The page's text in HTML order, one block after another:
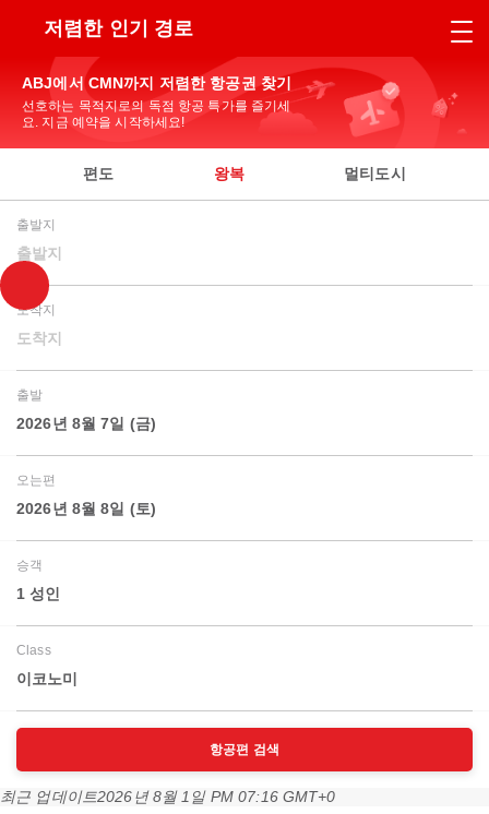
저렴한 인기 경로
ABJ에서 CMN까지 저렴한 항공권 찾기
선호하는 목적지로의 독점 항공 특가를 즐기세
요. 지금 예약을 시작하세요!
편도 왕복 멀티도시
출발지
출발지
도착지
도착지
출발
2026년 8월 7일 (금)
오는편
2026년 8월 8일 (토)
승객
1 성인
Class
이코노미
항공편 검색
최근 업데이트2026년 8월 1일 PM 07:16 GMT+0